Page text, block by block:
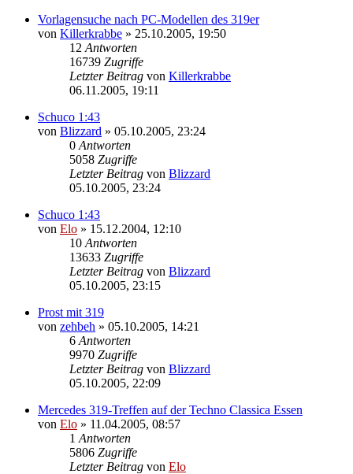
Vorlagensuche nach PC-Modellen des 319er
von Killerkrabbe » 25.10.2005, 19:50
12 Antworten
16739 Zugriffe
Letzter Beitrag von Killerkrabbe
06.11.2005, 19:11
Schuco 1:43
von Blizzard » 05.10.2005, 23:24
0 Antworten
5058 Zugriffe
Letzter Beitrag von Blizzard
05.10.2005, 23:24
Schuco 1:43
von Elo » 15.12.2004, 12:10
10 Antworten
13633 Zugriffe
Letzter Beitrag von Blizzard
05.10.2005, 23:15
Prost mit 319
von zehbeh » 05.10.2005, 14:21
6 Antworten
9970 Zugriffe
Letzter Beitrag von Blizzard
05.10.2005, 22:09
Mercedes 319-Treffen auf der Techno Classica Essen
von Elo » 11.04.2005, 08:57
1 Antworten
5806 Zugriffe
Letzter Beitrag von Elo